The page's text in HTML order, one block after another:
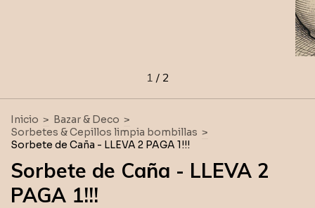
1 / 2
Inicio > Bazar & Deco >
Sorbetes & Cepillos limpia bombillas >
Sorbete de Caña - LLEVA 2 PAGA 1!!!
Sorbete de Caña - LLEVA 2
PAGA 1!!!